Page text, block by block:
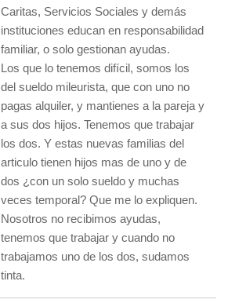
Caritas, Servicios Sociales y demás
instituciones educan en responsabilidad
familiar, o solo gestionan ayudas.
Los que lo tenemos difícil, somos los
del sueldo mileurista, que con uno no
pagas alquiler, y mantienes a la pareja y
a sus dos hijos. Tenemos que trabajar
los dos. Y estas nuevas familias del
articulo tienen hijos mas de uno y de
dos ¿con un solo sueldo y muchas
veces temporal? Que me lo expliquen.
Nosotros no recibimos ayudas,
tenemos que trabajar y cuando no
trabajamos uno de los dos, sudamos
tinta.